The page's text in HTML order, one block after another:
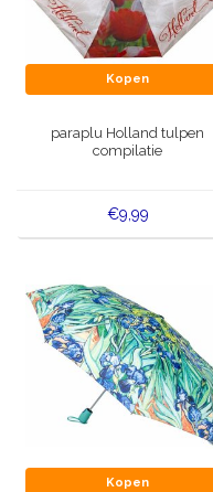
Kopen
paraplu Holland tulpen
compilatie
€9,99
Kopen